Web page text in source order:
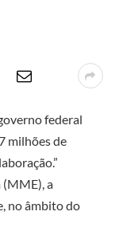
federal
milhões de
(MME), a
no âmbito do